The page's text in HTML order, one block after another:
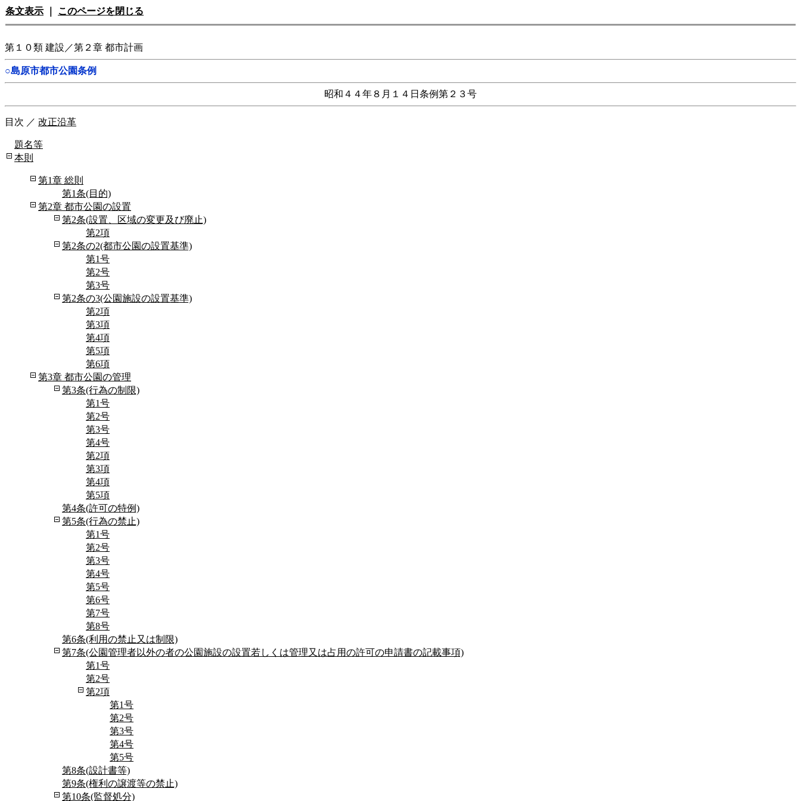
条文表示 このページを閉じる
第１０類 建設／第２章 都市計画
○島原市都市公園条例
昭和４４年８月１４日条例第２３号
目次 ／ 改正沿革
題名等
本則
第1章 総則
第1条(目的)
第2章 都市公園の設置
第2条(設置、区域の変更及び廃止)
第2項
第2条の2(都市公園の設置基準)
第1号
第2号
第3号
第2条の3(公園施設の設置基準)
第2項
第3項
第4項
第5項
第6項
第3章 都市公園の管理
第3条(行為の制限)
第1号
第2号
第3号
第4号
第2項
第3項
第4項
第5項
第4条(許可の特例)
第5条(行為の禁止)
第1号
第2号
第3号
第4号
第5号
第6号
第7号
第8号
第6条(利用の禁止又は制限)
第7条(公園管理者以外の者の公園施設の設置若しくは管理又は占用の許可の申請書の記載事項)
第1号
第2号
第2項
第1号
第2号
第3号
第4号
第5号
第8条(設計書等)
第9条(権利の譲渡等の禁止)
第10条(監督処分)